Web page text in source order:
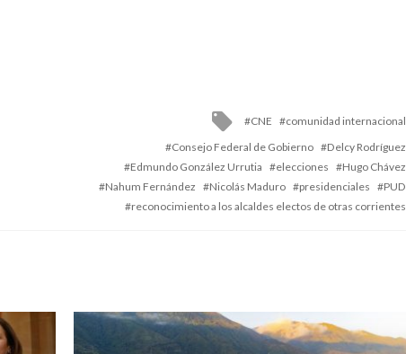
Tagged
with
CNE
comunidad internacional
Consejo Federal de Gobierno
Delcy Rodríguez
Edmundo González Urrutia
elecciones
Hugo Chávez
Nahum Fernández
Nicolás Maduro presidenciales
PUD
reconocimiento a los alcaldes electos de otras corrientes